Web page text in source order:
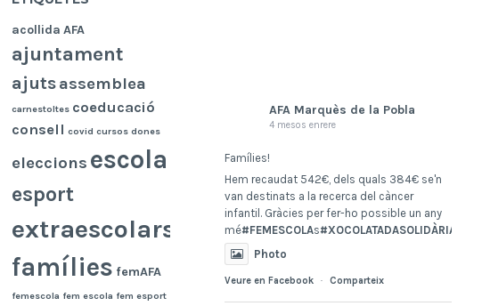
acollida AFA
ajuntament
ajutsassemblea
carnestoltes coeducació
consell covid cursos dones
eleccions escola
esport
extraescolars
famílies femAFA
femescola fem escola fem esport
AFA Marquès de la Pobla
4 mesos enrere
Famílies!
Hem recaudat 542€, dels quals 384€ se'n
van destinats a la recerca del càncer
infantil. Gràcies per fer-ho possible un any
mé#FEMESCOLAs#XOCOLATADASOLIDÀRIA
Photo
Veure en Facebook · Comparteix